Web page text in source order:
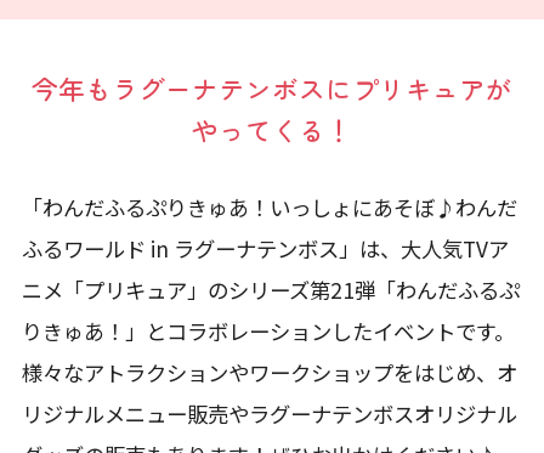
今年もラグーナテンボスにプリキュアが
やってくる！
「わんだふるぷりきゅあ！いっしょにあそぼ♪わんだ
ふるワールド in ラグーナテンボス」は、大人気TVア
ニメ「プリキュア」のシリーズ第21弾「わんだふるぷ
りきゅあ！」とコラボレーションしたイベントです。
様々なアトラクションやワークショップをはじめ、オ
リジナルメニュー販売やラグーナテンボスオリジナル